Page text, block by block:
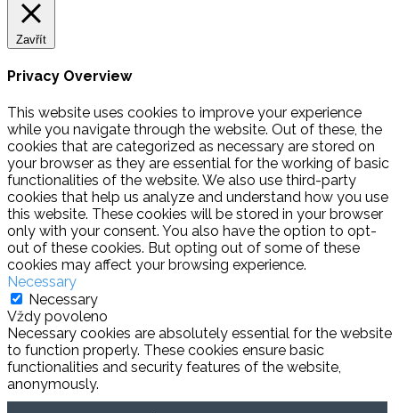
Zavřít
Privacy Overview
This website uses cookies to improve your experience
while you navigate through the website. Out of these, the
cookies that are categorized as necessary are stored on
your browser as they are essential for the working of basic
functionalities of the website. We also use third-party
cookies that help us analyze and understand how you use
this website. These cookies will be stored in your browser
only with your consent. You also have the option to opt-
out of these cookies. But opting out of some of these
cookies may affect your browsing experience.
Necessary
Necessary
Vždy povoleno
Necessary cookies are absolutely essential for the website
to function properly. These cookies ensure basic
functionalities and security features of the website,
anonymously.